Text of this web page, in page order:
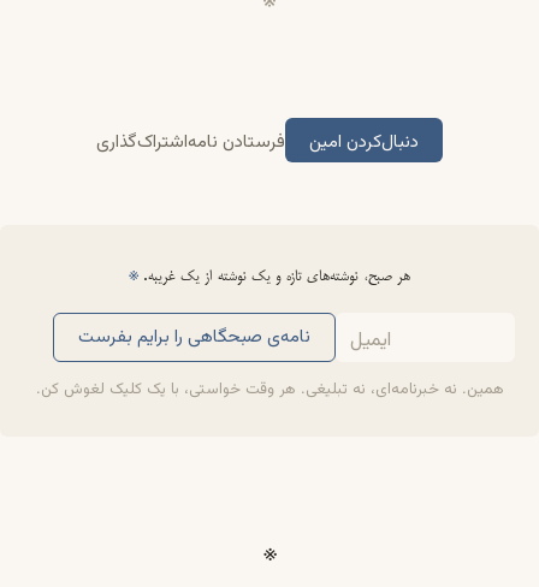
دنبال‌کردن امین فرستادن نامهاشتراک‌گذاری
هر صبح، نوشته‌های تازه و یک نوشته از یک غریبه. ※
نامه‌ی صبحگاهی را برایم بفرست
همین. نه خبرنامه‌ای، نه تبلیغی. هر وقت خواستی، با یک کلیک لغوش کن.
※